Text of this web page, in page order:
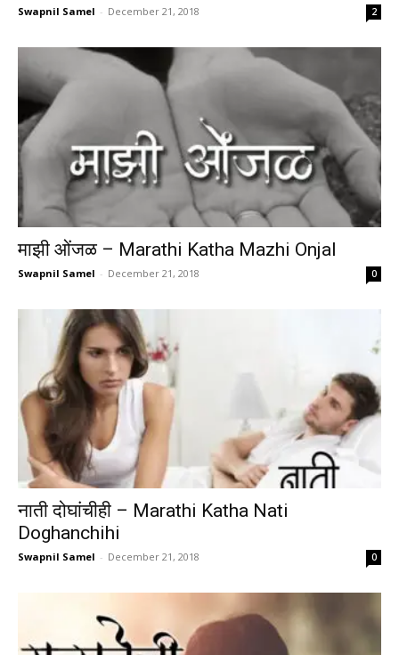
Swapnil Samel - December 21, 2018 2
माझी ओंजळ – Marathi Katha Mazhi Onjal
Swapnil Samel - December 21, 2018 0
नाती दोघांचीही – Marathi Katha Nati
Doghanchihi
Swapnil Samel - December 21, 2018 0